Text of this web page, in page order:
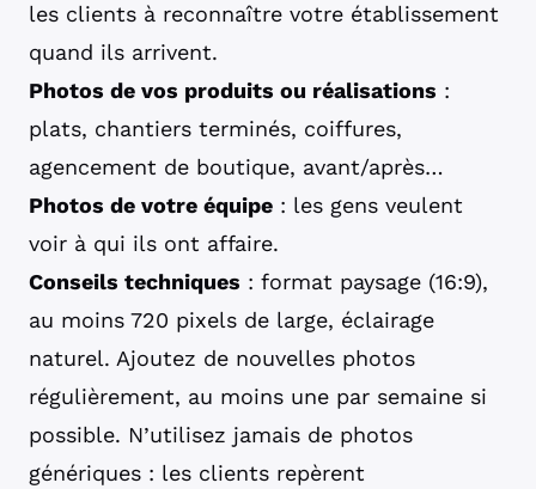
les clients à reconnaître votre établissement
quand ils arrivent.
Photos de vos produits ou réalisations :
plats, chantiers terminés, coiffures,
agencement de boutique, avant/après…
Photos de votre équipe : les gens veulent
voir à qui ils ont affaire.
Conseils techniques : format paysage (16:9),
au moins 720 pixels de large, éclairage
naturel. Ajoutez de nouvelles photos
régulièrement, au moins une par semaine si
possible. N’utilisez jamais de photos
génériques : les clients repèrent